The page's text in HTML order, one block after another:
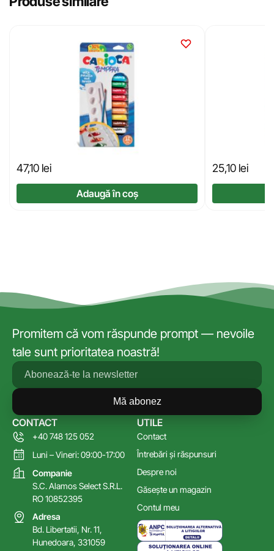
47,10 lei
Adaugă în coș
25,10 lei
Promitem că vom răspunde prompt — nevoile
tale sunt prioritatea noastră!
Mă abonez
UTILE
Contact
Întrebări și răspunsuri
Despre noi
Găsește un magazin
Contul meu
CONTACT
+40 748 125 052
Luni – Vineri: 09:00-17:00
Companie
S.C. Alamos Select S.R.L.
RO 10852395
Adresa
Bd. Libertatii, Nr. 11,
Hunedoara, 331059